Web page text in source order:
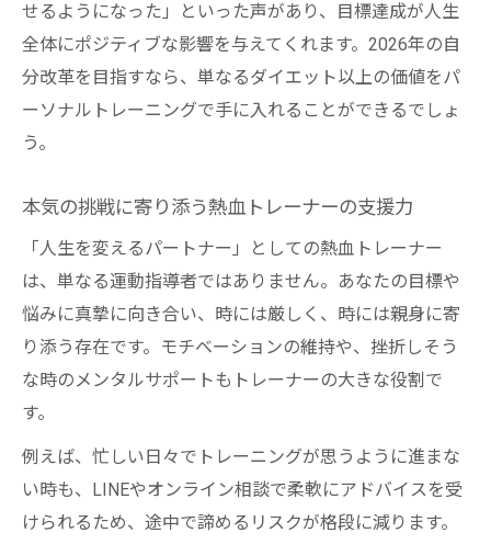
せるようになった」といった声があり、目標達成が人生
全体にポジティブな影響を与えてくれます。2026年の自
分改革を目指すなら、単なるダイエット以上の価値をパ
ーソナルトレーニングで手に入れることができるでしょ
う。
本気の挑戦に寄り添う熱血トレーナーの支援力
「人生を変えるパートナー」としての熱血トレーナー
は、単なる運動指導者ではありません。あなたの目標や
悩みに真摯に向き合い、時には厳しく、時には親身に寄
り添う存在です。モチベーションの維持や、挫折しそう
な時のメンタルサポートもトレーナーの大きな役割で
す。
例えば、忙しい日々でトレーニングが思うように進まな
い時も、LINEやオンライン相談で柔軟にアドバイスを受
けられるため、途中で諦めるリスクが格段に減ります。